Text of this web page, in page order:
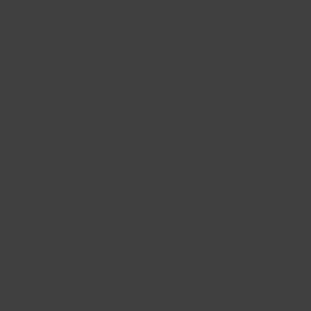
du durch Klick auf